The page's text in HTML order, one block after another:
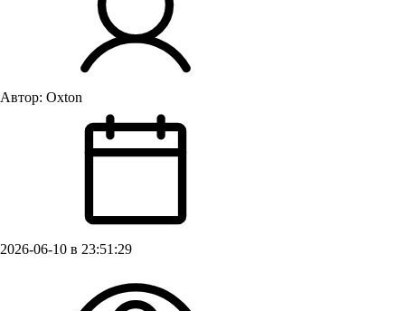
Автор: Oxton
2026-06-10 в 23:51:29